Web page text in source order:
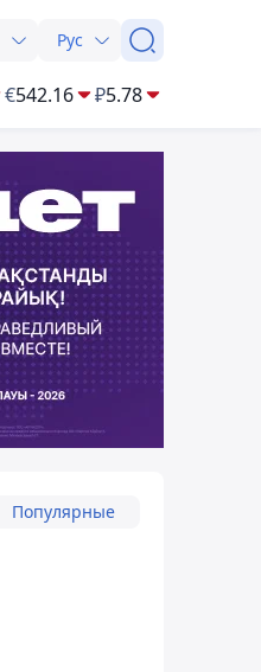
Рус
€542.16 ₽5.78
Популярные